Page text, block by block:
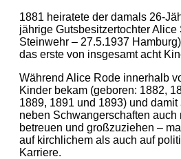
1881 heiratete der damals 26-
jährige Gutsbesitzertochter Alice
Steinwehr – 27.5.1937
das erste von insgesamt acht
Während Alice Rode innerhalb
Kinder bekam (geboren: 1882,
1889, 1891 und 1893) und
neben Schwangerschaften
betreuen und großzuziehen –
auf kirchlichem als auch auf
Karriere.